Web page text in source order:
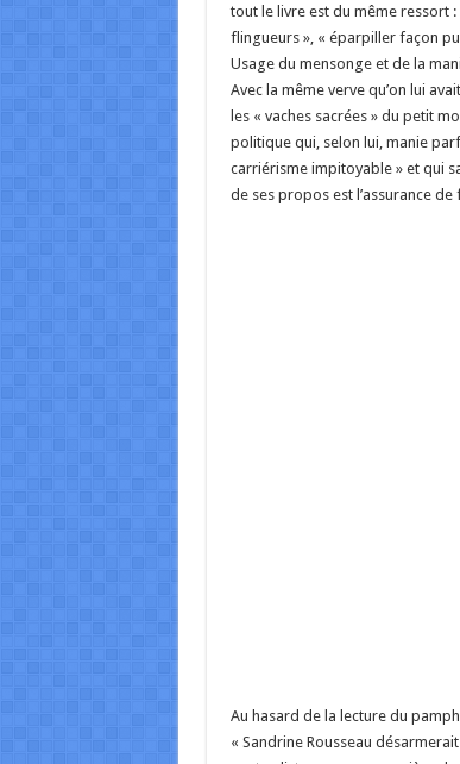
tout le livre est du même ressort
flingueurs », « éparpiller façon
Usage du mensonge et de la
Avec la même verve qu’on lui
les « vaches sacrées » du petit
politique qui, selon lui, manie
carriérisme impitoyable » et qui
de ses propos est l’assurance de
Au hasard de la lecture du
« Sandrine Rousseau